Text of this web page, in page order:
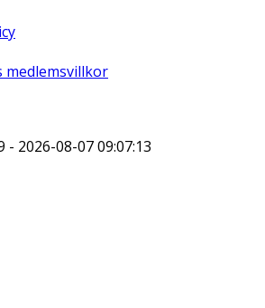
medlemsvillkor
- 2026-08-07 09:07:13